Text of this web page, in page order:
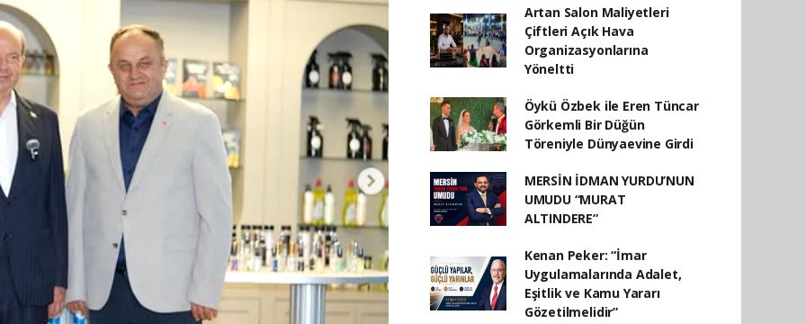
Artan Salon Maliyetleri
Çiftleri Açık Hava
Organizasyonlarına
Yöneltti
Öykü Özbek ile Eren Tüncar
Görkemli Bir Düğün
Töreniyle Dünyaevine Girdi
MERSİN İDMAN YURDU’NUN
UMUDU “MURAT
ALTINDERE”
Kenan Peker: “İmar
Uygulamalarında Adalet,
Eşitlik ve Kamu Yararı
Gözetilmelidir”